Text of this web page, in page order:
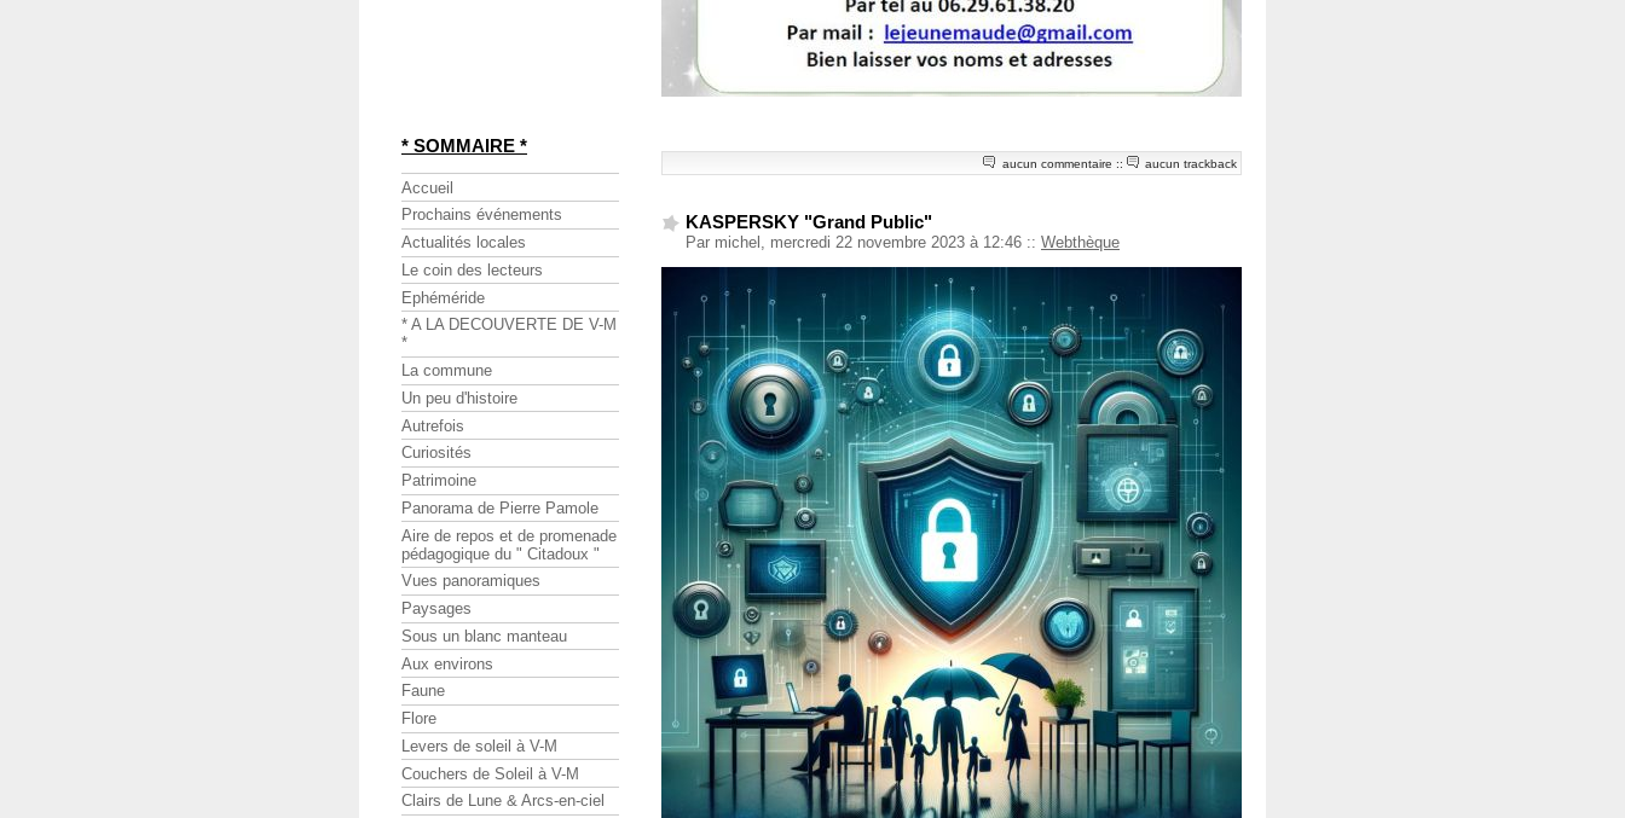
aucun commentaire :: aucun trackback
KASPERSKY "Grand Public"
Par michel, mercredi 22 novembre 2023 à 12:46 :: Webthèque
* SOMMAIRE *
Accueil
Prochains événements
Actualités locales
Le coin des lecteurs
Ephéméride
* A LA DECOUVERTE DE V-M
*
La commune
Un peu d'histoire
Autrefois
Curiosités
Patrimoine
Panorama de Pierre Pamole
Aire de repos et de promenade
pédagogique du " Citadoux "
Vues panoramiques
Paysages
Sous un blanc manteau
Aux environs
Faune
Flore
Levers de soleil à V-M
Couchers de Soleil à V-M
Clairs de Lune & Arcs-en-ciel